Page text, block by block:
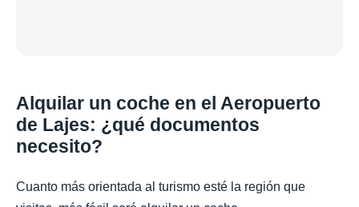
Alquilar un coche en el Aeropuerto
de Lajes: ¿qué documentos
necesito?
Cuanto más orientada al turismo esté la región que